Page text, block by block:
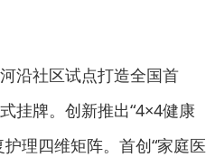
沿社区试点打造全国首
挂牌。创新推出“4×4健康
理四维矩阵。首创“家庭医